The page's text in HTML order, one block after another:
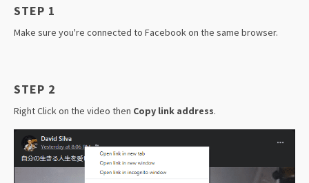
STEP 1
Make sure you're connected to Facebook on the same browser.
STEP 2
Right Click on the video then Copy link address.